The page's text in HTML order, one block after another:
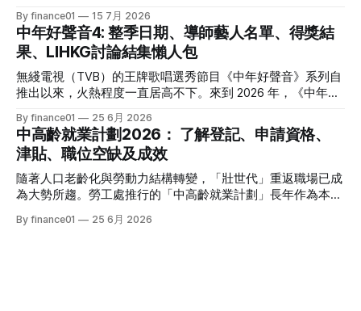
格價與部署，以下先將這 15 隻橫跨港股、美股及基金的明星
收息產品進行系統性匯總： 範疇代號 / 名稱產品性質2026年
估算年化股息率 / 派息率派息頻率核心定位與優勢港股中國移
動 (00941)通訊藍籌6.5% - 6.6%半年配國企巨頭，現金流極
強，兼具防守與增長。港股中國海洋石油 (00883)能源藍籌
5.8% - 6.0%半年配受益於地緣政治與油價，
場目前有相當多穩健的防守型工具。本文為大家盤點 2026 年
香港最新主流低風險投資產品，橫向比較其利弊，並揭秘連登
（LIHKG）「財經台」巴打們最真實、最不留情面的毒舌評
價！ 2026年香港熱門低風險投資工具一覽 在香港，低風險投
資主要圍繞「保本」與「高流動性」展開。以下是 2026 年最
受市場歡迎的 5 大產品比較： 投資工具2026年預估年回報率
資金鎖定期適合對象風險等級港元/美元定期存款2.4% - 4.0%1
個月至1年不等追求絕對保本、懶得操作的人⭐ (極低)美國國庫
債券 (T-Bills)4.0% - 4.5%1個月至30年不等懂得用美股 App、
追求比定存更高息的人⭐ (極低) 香港政府零售債券
By finance01 15 7月 2026
中年好聲音4: 整季日期、導師藝人名單、得獎結
果、LIHKG討論結集懶人包
無綫電視（TVB）的王牌歌唱選秀節目《中年好聲音》系列自
推出以來，火熱程度一直居高不下。來到 2026 年，《中年好
了更新穎的賽制，舞台與音響規格全面升級，參賽者的背景更
是臥虎藏龍，由退隱江湖的昔日歌手到各行各業的隱世歌王，
再次掀起全城「追星」與「懷舊」熱潮。 如果你錯過了部分
精彩集數，或者想一氣呵成重溫整季的精華，這篇《中年好聲
音 4》全方位懶人包將為你系統化地盤點整季賽期、星級陣
容、終極結果，並結集連登（LIHKG）討論區最地道的爆笑與
血淚評價！ 《中年好聲音 4》整季賽期與播放時間表 本季
By finance01 25 6月 2026
中高齡就業計劃2026： 了解登記、申請資格、
津貼、職位空缺及成效
隨著人口老齡化與勞動力結構轉變，「壯世代」重返職場已成
為大勢所趨。勞工處推行的「中高齡就業計劃」長年作為本港
企業聘用年長勞動力。本文將為您全面拆解 2026 年最新優化
By finance01 25 6月 2026